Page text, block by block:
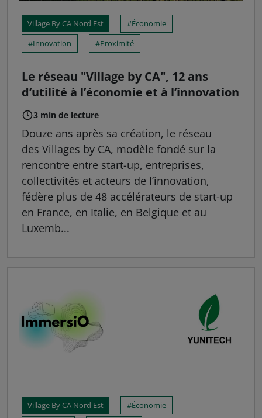
Village By CA Nord Est
Économie
Innovation
Proximité
Le réseau "Village by CA", 12 ans
d’utilité à l’économie et à l’innovation
3 min de lecture
Douze ans après sa création, le réseau
des Villages by CA, modèle fondé sur la
rencontre entre start-up, entreprises,
collectivités et acteurs de l’innovation,
fédère plus de 48 accélérateurs de start-up
en France, en Italie, en Belgique et au
Luxemb...
Village By CA Nord Est
Économie